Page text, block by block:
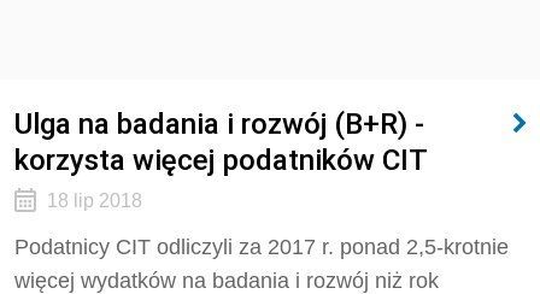
Ulga na badania i rozwój (B+R) -
korzysta więcej podatników CIT
18 lip 2018
Podatnicy CIT odliczyli za 2017 r. ponad 2,5-krotnie
więcej wydatków na badania i rozwój niż rok